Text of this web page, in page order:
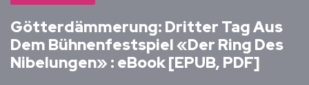
Götterdämmerung: Dritter Tag Aus
Dem Bühnenfestspiel «Der Ring Des
Nibelungen» : eBook [EPUB, PDF]